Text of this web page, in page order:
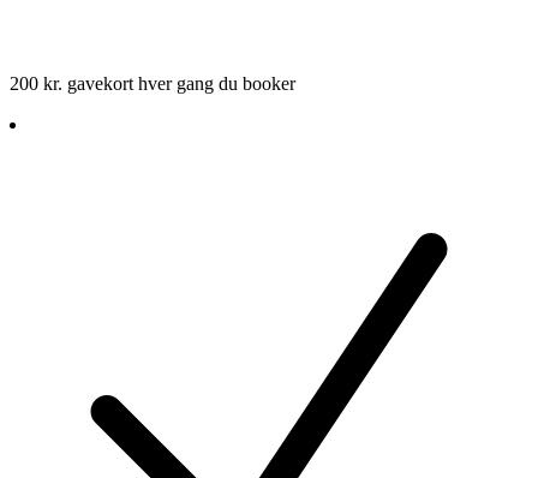
200 kr. gavekort hver gang du booker